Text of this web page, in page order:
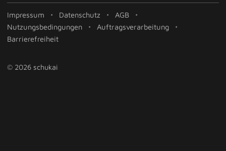
Impressum Datenschutz
AGB
Nutzungsbedingungen
Auftragsverarbeitung
Barrierefreiheit
© 2026 schukai